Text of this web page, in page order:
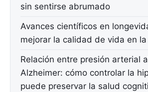
sin sentirse abrumado
Avances científicos en
mejorar la calidad de vida en
Relación entre presión arterial
Alzheimer: cómo controlar la
puede preservar la salud